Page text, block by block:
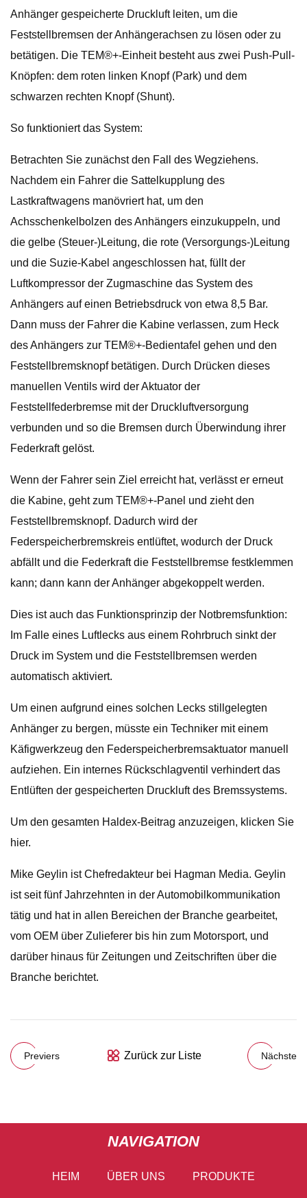
Anhänger gespeicherte Druckluft leiten, um die
Feststellbremsen der Anhängerachsen zu lösen oder zu
betätigen. Die TEM®+-Einheit besteht aus zwei Push-Pull-
Knöpfen: dem roten linken Knopf (Park) und dem
schwarzen rechten Knopf (Shunt).
So funktioniert das System:
Betrachten Sie zunächst den Fall des Wegziehens.
Nachdem ein Fahrer die Sattelkupplung des
Lastkraftwagens manövriert hat, um den
Achsschenkelbolzen des Anhängers einzukuppeln, und
die gelbe (Steuer-)Leitung, die rote (Versorgungs-)Leitung
und die Suzie-Kabel angeschlossen hat, füllt der
Luftkompressor der Zugmaschine das System des
Anhängers auf einen Betriebsdruck von etwa 8,5 Bar.
Dann muss der Fahrer die Kabine verlassen, zum Heck
des Anhängers zur TEM®+-Bedientafel gehen und den
Feststellbremsknopf betätigen. Durch Drücken dieses
manuellen Ventils wird der Aktuator der
Feststellfederbremse mit der Druckluftversorgung
verbunden und so die Bremsen durch Überwindung ihrer
Federkraft gelöst.
Wenn der Fahrer sein Ziel erreicht hat, verlässt er erneut
die Kabine, geht zum TEM®+-Panel und zieht den
Feststellbremsknopf. Dadurch wird der
Federspeicherbremskreis entlüftet, wodurch der Druck
abfällt und die Federkraft die Feststellbremse festklemmen
kann; dann kann der Anhänger abgekoppelt werden.
Dies ist auch das Funktionsprinzip der Notbremsfunktion:
Im Falle eines Luftlecks aus einem Rohrbruch sinkt der
Druck im System und die Feststellbremsen werden
automatisch aktiviert.
Um einen aufgrund eines solchen Lecks stillgelegten
Anhänger zu bergen, müsste ein Techniker mit einem
Käfigwerkzeug den Federspeicherbremsaktuator manuell
aufziehen. Ein internes Rückschlagventil verhindert das
Entlüften der gespeicherten Druckluft des Bremssystems.
Um den gesamten Haldex-Beitrag anzuzeigen, klicken Sie
hier.
Mike Geylin ist Chefredakteur bei Hagman Media. Geylin
ist seit fünf Jahrzehnten in der Automobilkommunikation
tätig und hat in allen Bereichen der Branche gearbeitet,
vom OEM über Zulieferer bis hin zum Motorsport, und
darüber hinaus für Zeitungen und Zeitschriften über die
Branche berichtet.
Previers Zurück zur Liste Nächste
NAVIGATION
HEIM ÜBER UNS PRODUKTE